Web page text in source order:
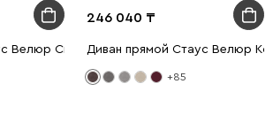
Велюр Светло-серый
246 040
Диван прямой Стаус Велюр
+85